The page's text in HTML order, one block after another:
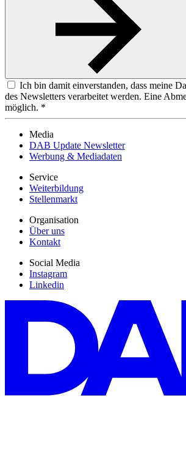
Ich bin damit einverstanden, dass meine
des Newsletters verarbeitet werden. Eine
möglich. *
Media
DAB Update Newsletter
Werbung & Mediadaten
Service
Weiterbildung
Stellenmarkt
Organisation
Über uns
Kontakt
Social Media
Instagram
Linkedin